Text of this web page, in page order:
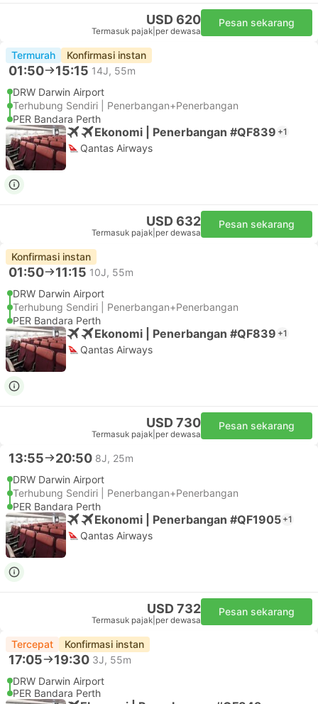
USD 620
Termasuk pajak per dewasa
Pesan sekarang
Termurah Konfirmasi instan
01:50 15:15 14J, 55m
DRW Darwin Airport
Terhubung Sendiri | Penerbangan+Penerbangan
PER Bandara Perth
Ekonomi | Penerbangan #QF839 +1
Qantas Airways
USD 632
Termasuk pajak per dewasa
Pesan sekarang
Konfirmasi instan
01:50 11:15 10J, 55m
DRW Darwin Airport
Terhubung Sendiri | Penerbangan+Penerbangan
PER Bandara Perth
Ekonomi | Penerbangan #QF839 +1
Qantas Airways
USD 730
Termasuk pajak per dewasa
Pesan sekarang
13:55 20:50 8J, 25m
DRW Darwin Airport
Terhubung Sendiri | Penerbangan+Penerbangan
PER Bandara Perth
Ekonomi | Penerbangan #QF1905 +1
Qantas Airways
USD 732
Termasuk pajak per dewasa
Pesan sekarang
Tercepat Konfirmasi instan
17:05 19:30 3J, 55m
DRW Darwin Airport
PER Bandara Perth